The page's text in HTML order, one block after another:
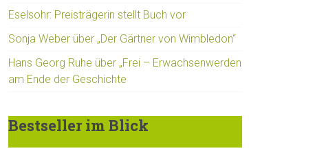
Eselsohr: Preisträgerin stellt Buch vor
Sonja Weber über „Der Gärtner von Wimbledon“
Hans Georg Ruhe über „Frei – Erwachsenwerden
am Ende der Geschichte
Bestseller im Blick